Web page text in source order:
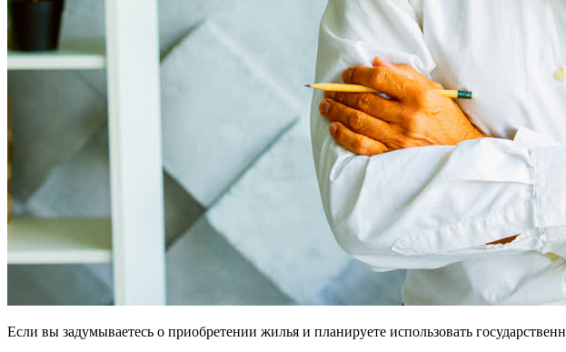
Если вы задумываетесь о приобретении жилья и планируете использовать